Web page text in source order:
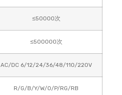
≤50000次
≤500000次
AC/DC 6/12/24/36/48/110/220V
R/G/B/Y/W/O/P/RG/RB